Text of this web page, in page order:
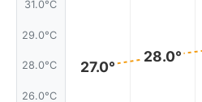
31.0°C
29.0°C
28.0°C
26.0°C
27.0°
28.0°